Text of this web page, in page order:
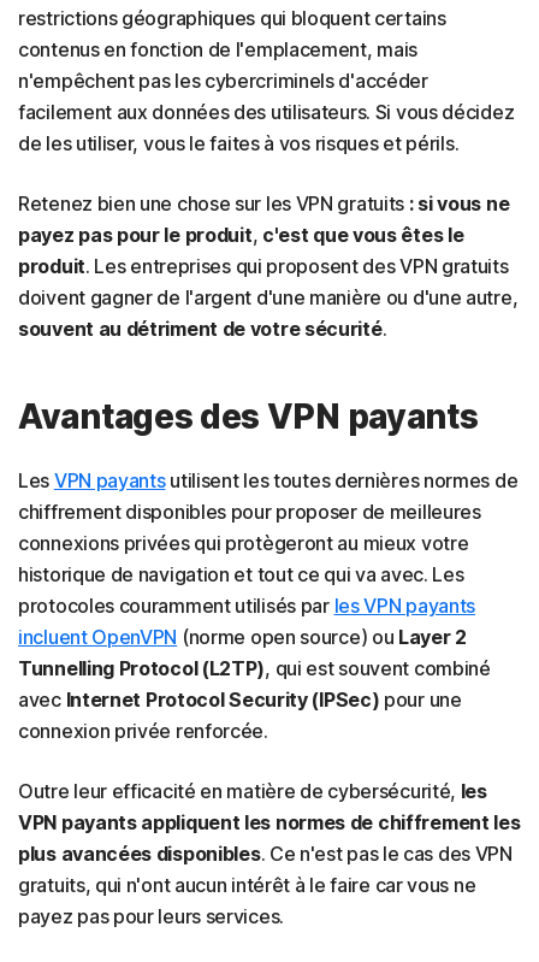
restrictions géographiques qui bloquent certains
contenus en fonction de l'emplacement, mais
n'empêchent pas les cybercriminels d'accéder
facilement aux données des utilisateurs. Si vous décidez
de les utiliser, vous le faites à vos risques et périls.
Retenez bien une chose sur les VPN gratuits : si vous ne
payez pas pour le produit, c'est que vous êtes le
produit. Les entreprises qui proposent des VPN gratuits
doivent gagner de l'argent d'une manière ou d'une autre,
souvent au détriment de votre sécurité.
Avantages des VPN payants
Les VPN payantsutilisent les toutes dernières normes de
chiffrement disponibles pour proposer de meilleures
connexions privées qui protègeront au mieux votre
historique de navigation et tout ce qui va avec. Les
protocoles couramment utilisés par les VPN payants
incluent OpenVPN (norme open source) ou Layer 2
Tunnelling Protocol (L2TP), qui est souvent combiné
avecInternet Protocol Security (IPSec) pour une
connexion privée renforcée.
Outre leur efficacité en matière de cybersécurité, les
VPN payants appliquent les normes de chiffrement les
plus avancées disponibles. Ce n'est pas le cas des VPN
gratuits, qui n'ont aucun intérêt à le faire car vous ne
payez pas pour leurs services.